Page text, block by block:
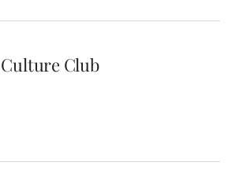
Culture Club